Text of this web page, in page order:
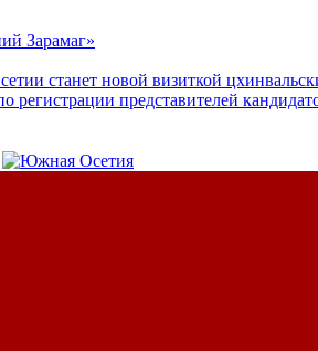
Зарамаг»
станет новой визиткой
представителей